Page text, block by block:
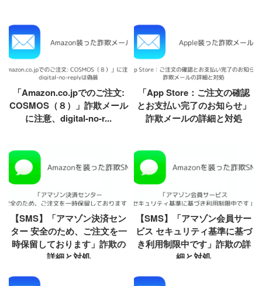
「Amazon.co.jpでのご注文:
COSMOS（８）」詐欺メール
に注意、digital-no-r...
「App Store：ご注文の確認
とお支払い完了のお知らせ」
詐欺メールの詳細と対処
【SMS】「アマゾン決済セン
ター 安全のため、ご注文を一
時保留しております」詐欺の
詳細と対処
【SMS】「アマゾン会員サー
ビス セキュリティ基準に基づ
き利用制限中です」詐欺の詳
細と対処